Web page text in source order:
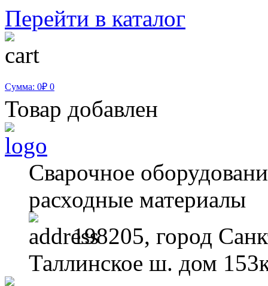
Перейти в каталог
Сумма: 0₽ 0
Товар добавлен
Сварочное
расходные материалы
198205, город
Таллинское ш. дом